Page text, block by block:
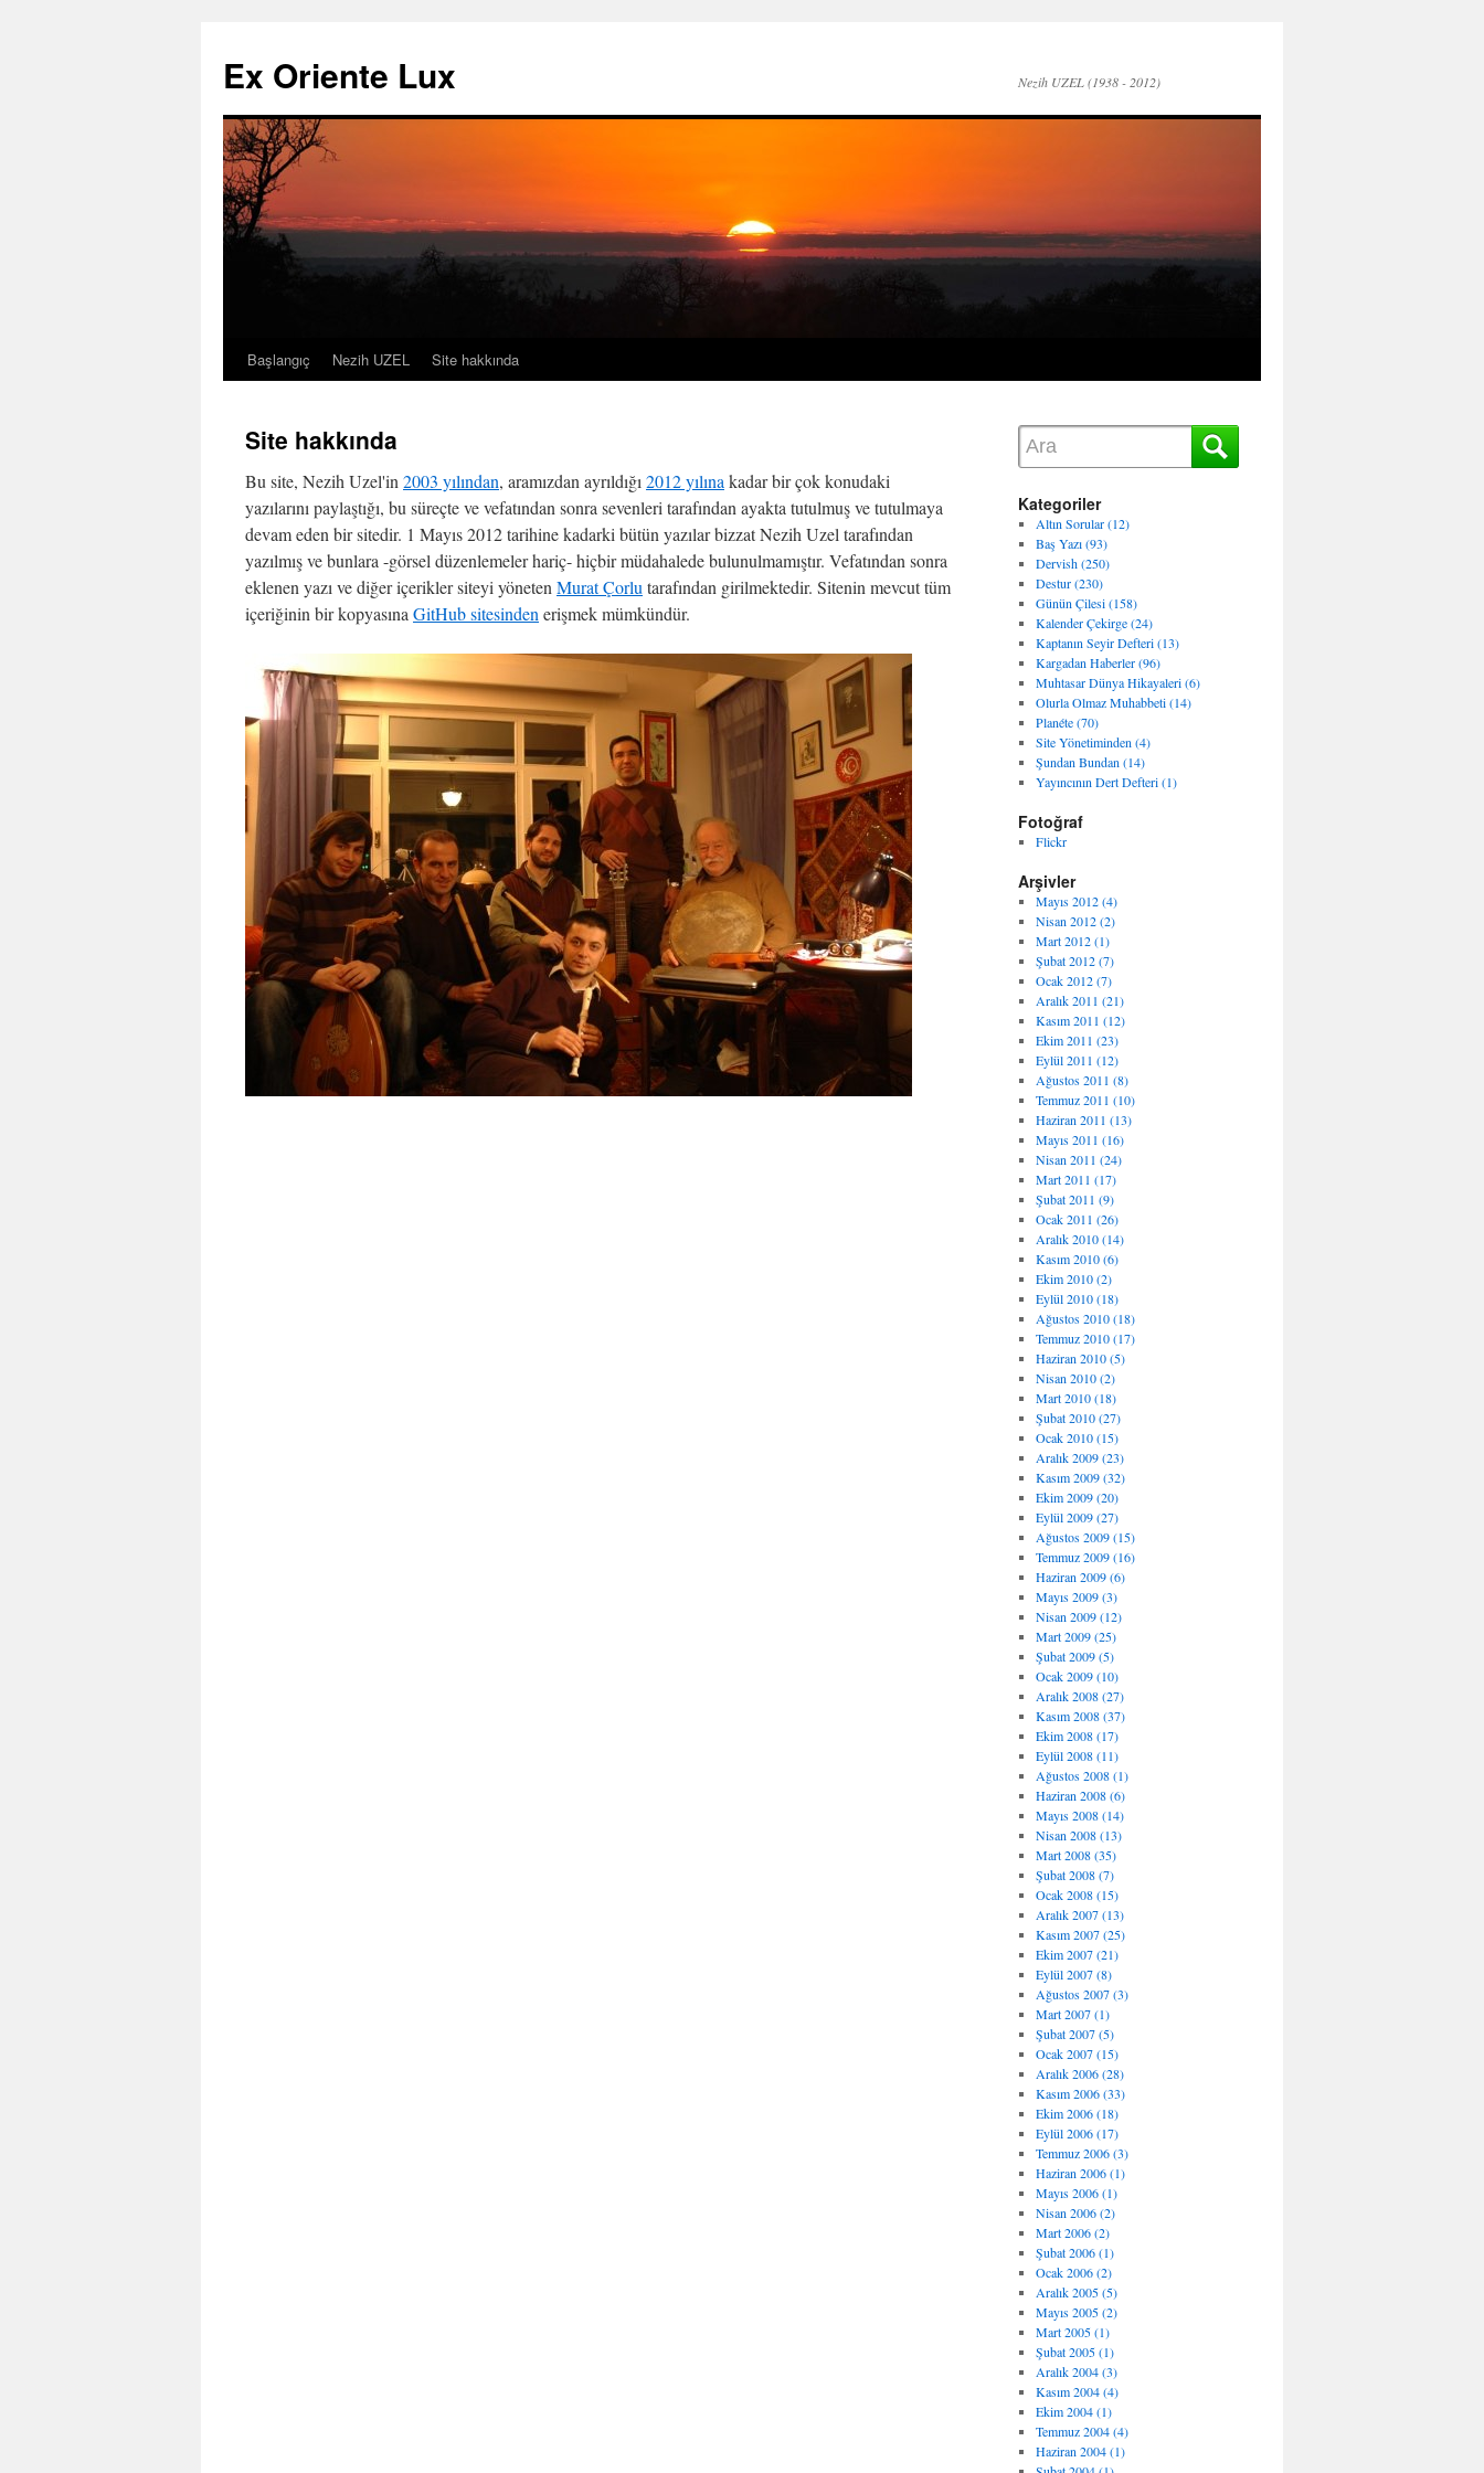
Ex Oriente Lux Nezih UZEL (1938 - 2012)
İçeriğe
Başlangıç Nezih UZEL Site hakkında
Site hakkında
Bu site, Nezih Uzel'in 2003 yılından, aramızdan ayrıldığı 2012 yılına kadar bir çok konudaki
yazılarını paylaştığı, bu süreçte ve vefatından sonra sevenleri tarafından ayakta tutulmuş ve tutulmaya
devam eden bir sitedir. 1 Mayıs 2012 tarihine kadarki bütün yazılar bizzat Nezih Uzel tarafından
yazılmış ve bunlara -görsel düzenlemeler hariç- hiçbir müdahalede bulunulmamıştır. Vefatından sonra
eklenen yazı ve diğer içerikler siteyi yöneten Murat Çorlu tarafından girilmektedir. Sitenin mevcut tüm
içeriğinin bir kopyasına GitHub sitesinden erişmek mümkündür.
Kategoriler
Altın Sorular (12)
Baş Yazı (93)
Dervish (250)
Destur (230)
Günün Çilesi (158)
Kalender Çekirge (24)
Kaptanın Seyir Defteri (13)
Kargadan Haberler (96)
Muhtasar Dünya Hikayaleri (6)
Olurla Olmaz Muhabbeti (14)
Planéte (70)
Site Yönetiminden (4)
Şundan Bundan (14)
Yayıncının Dert Defteri (1)
Fotoğraf
Flickr
Arşivler
Mayıs 2012 (4)
Nisan 2012 (2)
Mart 2012 (1)
Şubat 2012 (7)
Ocak 2012 (7)
Aralık 2011 (21)
Kasım 2011 (12)
Ekim 2011 (23)
Eylül 2011 (12)
Ağustos 2011 (8)
Temmuz 2011 (10)
Haziran 2011 (13)
Mayıs 2011 (16)
Nisan 2011 (24)
Mart 2011 (17)
Şubat 2011 (9)
Ocak 2011 (26)
Aralık 2010 (14)
Kasım 2010 (6)
Ekim 2010 (2)
Eylül 2010 (18)
Ağustos 2010 (18)
Temmuz 2010 (17)
Haziran 2010 (5)
Nisan 2010 (2)
Mart 2010 (18)
Şubat 2010 (27)
Ocak 2010 (15)
Aralık 2009 (23)
Kasım 2009 (32)
Ekim 2009 (20)
Eylül 2009 (27)
Ağustos 2009 (15)
Temmuz 2009 (16)
Haziran 2009 (6)
Mayıs 2009 (3)
Nisan 2009 (12)
Mart 2009 (25)
Şubat 2009 (5)
Ocak 2009 (10)
Aralık 2008 (27)
Kasım 2008 (37)
Ekim 2008 (17)
Eylül 2008 (11)
Ağustos 2008 (1)
Haziran 2008 (6)
Mayıs 2008 (14)
Nisan 2008 (13)
Mart 2008 (35)
Şubat 2008 (7)
Ocak 2008 (15)
Aralık 2007 (13)
Kasım 2007 (25)
Ekim 2007 (21)
Eylül 2007 (8)
Ağustos 2007 (3)
Mart 2007 (1)
Şubat 2007 (5)
Ocak 2007 (15)
Aralık 2006 (28)
Kasım 2006 (33)
Ekim 2006 (18)
Eylül 2006 (17)
Temmuz 2006 (3)
Haziran 2006 (1)
Mayıs 2006 (1)
Nisan 2006 (2)
Mart 2006 (2)
Şubat 2006 (1)
Ocak 2006 (2)
Aralık 2005 (5)
Mayıs 2005 (2)
Mart 2005 (1)
Şubat 2005 (1)
Aralık 2004 (3)
Kasım 2004 (4)
Ekim 2004 (1)
Temmuz 2004 (4)
Haziran 2004 (1)